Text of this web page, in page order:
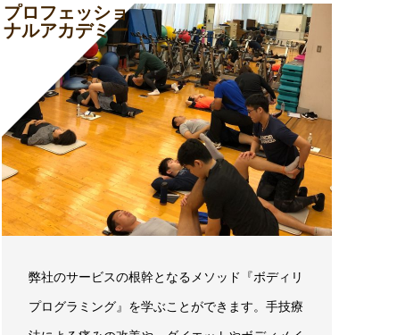
プロフェッショ
ナルアカデミー
弊社のサービスの根幹となるメソッド『ボディリ
プログラミング』を学ぶことができます。手技療